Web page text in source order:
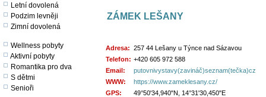
Letní dovolená
Podzim levněji
Zimní dovolená
Wellness pobyty
Aktivní pobyty
Romantika pro dva
S dětmi
Senioři
ZÁMEK LEŠANY
Adresa: 257 44 Lešany u Týnce nad Sázavou
Telefon: +420 605 972 588
Email:
putovnivystavy(zavináč)seznam(tečka)cz
WWW:
https://www.zameklesany.cz/
GPS:
49°50'34,940"N, 14°31'30,450"E